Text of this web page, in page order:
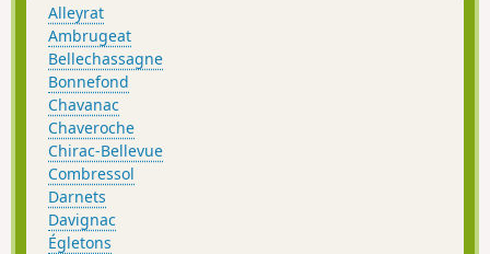
Alleyrat
Ambrugeat
Bellechassagne
Bonnefond
Chavanac
Chaveroche
Chirac-Bellevue
Combressol
Darnets
Davignac
Égletons